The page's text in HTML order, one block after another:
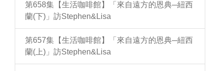
第658集【生活咖啡館】「來自遠方的恩典─紐西
蘭(下)」訪Stephen&Lisa
第657集【生活咖啡館】「來自遠方的恩典─紐西
蘭(上)」訪Stephen&Lisa